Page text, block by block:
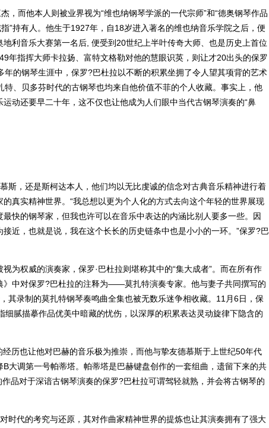
，而他本人则被业界视为“维也纳钢琴学派的一代宗师”和“德奥钢琴作品
”持有人。他生于1927年，自18岁进入著名的维也纳音乐学院之后，便
利音乐大赛第一名后, 便受到20世纪上半叶传奇大师、也是历史上首位
年指挥大师卡拉扬、富特文格勒对他的慧眼识英，则让才20出头的保罗
的钢琴生涯中，保罗?巴杜拉以不断的积累坐拥了令人望其项背的艺术
、贝多芬时代的古钢琴也均来自他价值不菲的个人收藏。事实上，他
动还要早二十年，这不仅也让他成为人们眼中当代古钢琴演奏的“鼻
斯，还是斯柯达本人，他们均以无比虔诚的信念对古典音乐精神进行着
真实精神世界。“我总想以更为个人化的方式去向这个年轻的世界展现
快的钢琴家，但我也许可以在音乐中表达的内涵比别人要多一些。因
近，也就是说，我在这个长长的历史链条中也是小小的一环。”保罗?巴
为权威的演奏家，保罗·巴杜拉则堪称其中的“集大成者”。而在所有作
中对保罗?巴杜拉的注释为——莫扎特演奏专家。他与妻子共同撰写的
其录制的莫扎特钢琴奏鸣曲全集也被无数乐迷争相收藏。11月6日，保
腻描摹作品优美中暗藏的忧伤，以深厚的积累表达灵动旋律下隐含的
历也让他对巴赫的音乐极为推崇，而他与挚友德慕斯于上世纪50年代
大调第一号帕蒂塔。帕蒂塔是巴赫键盘创作的一套组曲，遗留下来的共
品对于深谙古钢琴演奏的保罗?巴杜拉可谓驾轻就熟，并会将古钢琴的
时代的考究与还原，其对作曲家精神世界的提炼也让其演奏拥有了强大